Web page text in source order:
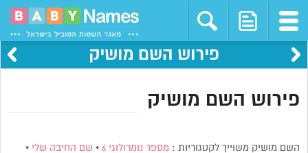
פירוש השם מושיק
פירוש השם מושיק
השם מושיק משוייך לקטגוריות : מספר נומרולוגי 6 • שם החיבה שלי •